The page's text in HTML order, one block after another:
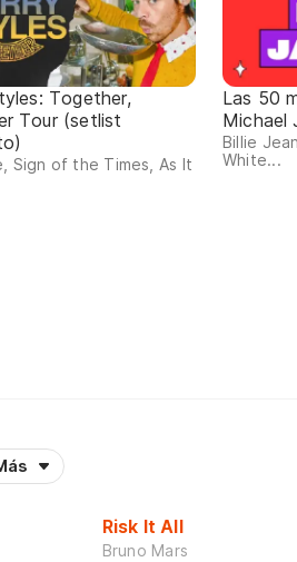
Together,
Tour (setlist
Sign of the Times, As It
Las 50
Michael
Billie
White...
Risk It All
Bruno Mars